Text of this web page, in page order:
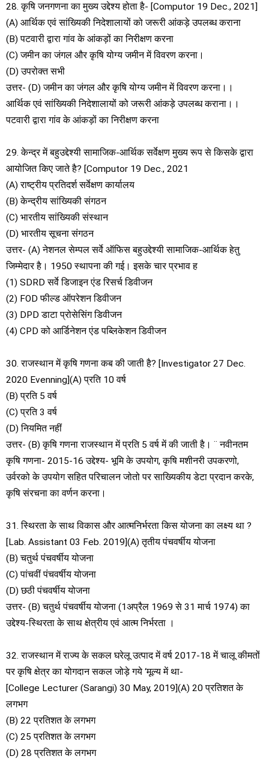
28. कृषि जनगणना का मुख्य उद्देश्य होता है- [Computor 19 Dec., 2021]
(A) आर्थिक एवं सांख्यिकी निदेशालायों को जरूरी आंकड़े उपलब्ध कराना
(B) पटवारी द्वारा गांव के आंकड़ों का निरीक्षण करना
(C) जमीन का जंगल और कृषि योग्य जमीन में विवरण करना।
(D) उपरोक्त सभी
उत्तर- (D) जमीन का जंगल और कृषि योग्य जमीन में विवरण करना।।
आर्थिक एवं सांख्यिकी निदेशालायों को जरूरी आंकड़े उपलब्ध कराना।।
पटवारी द्वारा गांव के आंकड़ों का निरीक्षण करना
29. केन्द्र में बहुउद्देश्यी सामाजिक-आर्थिक सर्वेक्षण मुख्य रूप से किसके द्वारा
आयोजित किए जाते है? [Computor 19 Dec., 2021
(A) राष्ट्रीय प्रतिदर्श सर्वेक्षण कार्यालय
(B) केन्द्रीय सांख्यिकी संगठन
(C) भारतीय सांख्यिकी संस्थान
(D) भारतीय सूचना संगठन
उत्तर- (A) नेशनल सेम्पल सर्वे ऑफिस बहुउद्देश्यी सामाजिक-आर्थिक हेतु
जिम्मेदार है। 1950 स्थापना की गई। इसके चार प्रभाव ह
(1) SDRD सर्वे डिजाइन एंड रिसर्च डिवीजन
(2) FOD फील्ड ऑपरेशन डिवीजन
(3) DPD डाटा प्रोसेसिंग डिवीजन
(4) CPD को आर्डिनेशन एंड पब्लिकेशन डिवीजन
30. राजस्थान में कृषि गणना कब की जाती है? [Investigator 27 Dec.
2020 Evenning](A) प्रति 10 वर्ष
(B) प्रति 5 वर्ष
(C) प्रति 3 वर्ष
(D) नियमित नहीं
उत्तर- (B) कृषि गणना राजस्थान में प्रति 5 वर्ष में की जाती है। ¨ नवीनतम
कृषि गणना- 2015-16 उद्देश्य- भूमि के उपयोग, कृषि मशीनरी उपकरणो,
उर्वरको के उपयोग सहित परिचालन जोतो पर साख्यिकीय डेटा प्रदान करके,
कृषि संरचना का वर्णन करना।
31. स्थिरता के साथ विकास और आत्मनिर्भरता किस योजना का लक्ष्य था ?
[Lab. Assistant 03 Feb. 2019](A) तृतीय पंचवर्षीय योजना
(B) चतुर्थ पंचवर्षीय योजना
(C) पांचवीं पंचवर्षीय योजना
(D) छठी पंचवर्षीय योजना
उत्तर- (B) चतुर्थ पंचवर्षीय योजना (1अप्रैल 1969 से 31 मार्च 1974) का
उद्देश्य-स्थिरता के साथ क्षेत्रीय एवं आत्म निर्भरता ।
32. राजस्थान में राज्य के सकल घरेलू उत्पाद में वर्ष 2017-18 में चालू कीमतों
पर कृषि क्षेत्र का योगदान सकल जोड़े गये ‘मूल्य में था-
[College Lecturer (Sarangi) 30 May, 2019](A) 20 प्रतिशत के
लगभग
(B) 22 प्रतिशत के लगभग
(C) 25 प्रतिशत के लगभग
(D) 28 प्रतिशत के लगभग